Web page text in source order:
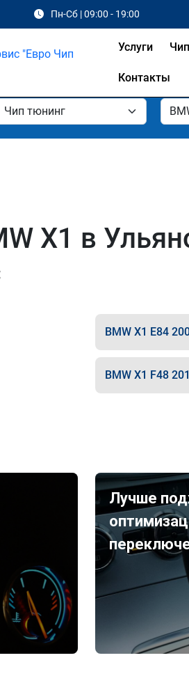
Пн-Сб | 09:00 - 19:00
Услуги
Контакты
X1 в
BMW X1 E84
BMW X1 F48
Лучше